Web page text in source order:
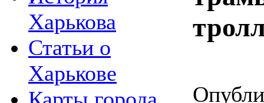
Харькова
Статьи о
Харькове